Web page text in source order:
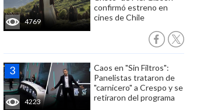
4769
confirmó estreno en
cines de Chile
4223
Caos en "Sin Filtros":
Panelistas trataron de
"carnicero" a Crespo y se
retiraron del programa